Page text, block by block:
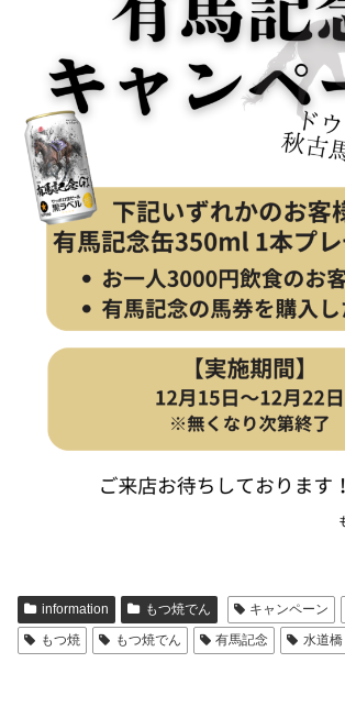
information もつ焼でん キャンペーン
もつ焼
もつ焼でん 有馬記念 水道橋